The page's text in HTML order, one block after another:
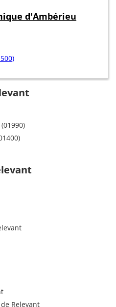
d'Ambérieu
Relevant